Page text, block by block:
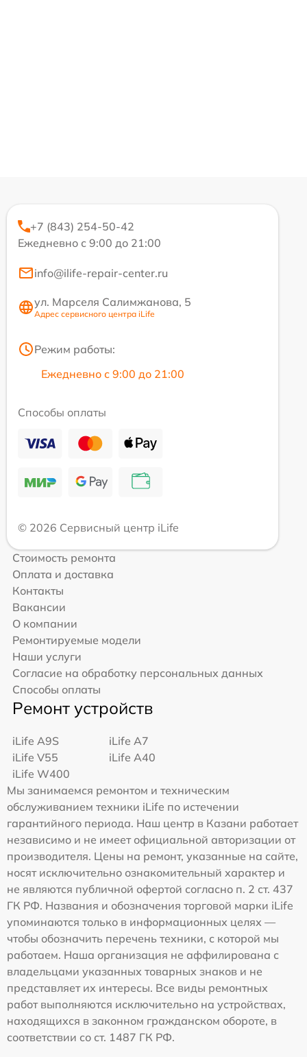
+7 (843) 254-50-42
Ежедневно с 9:00 до 21:00
info@ilife-repair-center.ru
ул. Марселя Салимжанова, 5
Адрес сервисного центра iLife
Режим работы:
Ежедневно с 9:00 до 21:00
Способы оплаты
© 2026 Сервисный центр iLife
Стоимость ремонта
Оплата и доставка
Контакты
Вакансии
О компании
Ремонтируемые модели
Наши услуги
Согласие на обработку персональных данных
Способы оплаты
Ремонт устройств
iLife A9S
iLife A7
iLife V55
iLife A40
iLife W400
Мы занимаемся ремонтом и техническим
обслуживанием техники iLife по истечении
гарантийного периода. Наш центр в Казани работает
независимо и не имеет официальной авторизации от
производителя. Цены на ремонт, указанные на сайте,
носят исключительно ознакомительный характер и
не являются публичной офертой согласно п. 2 ст. 437
ГК РФ. Названия и обозначения торговой марки iLife
упоминаются только в информационных целях —
чтобы обозначить перечень техники, с которой мы
работаем. Наша организация не аффилирована с
владельцами указанных товарных знаков и не
представляет их интересы. Все виды ремонтных
работ выполняются исключительно на устройствах,
находящихся в законном гражданском обороте, в
соответствии со ст. 1487 ГК РФ.